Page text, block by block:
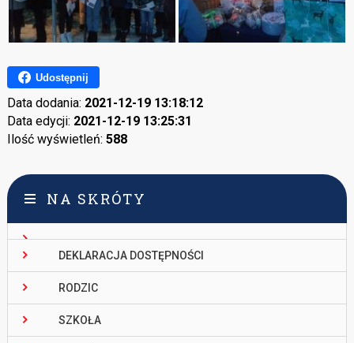
Udostępnij
Data dodania: 2021-12-19 13:18:12
Data edycji: 2021-12-19 13:25:31
Ilość wyświetleń: 588
NA SKRÓTY
DEKLARACJA DOSTĘPNOŚCI
RODZIC
SZKOŁA